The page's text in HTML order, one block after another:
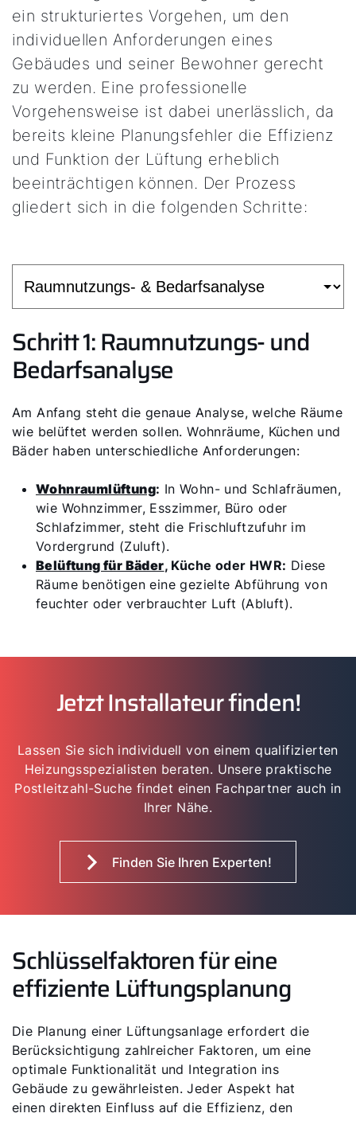
ein strukturiertes Vorgehen, um den
individuellen Anforderungen eines
Gebäudes und seiner Bewohner gerecht
zu werden. Eine professionelle
Vorgehensweise ist dabei unerlässlich, da
bereits kleine Planungsfehler die Effizienz
und Funktion der Lüftung erheblich
beeinträchtigen können. Der Prozess
gliedert sich in die folgenden Schritte:
Schritt 1: Raumnutzungs- und
Bedarfsanalyse
Am Anfang steht die genaue Analyse, welche Räume
wie belüftet werden sollen. Wohnräume, Küchen und
Bäder haben unterschiedliche Anforderungen:
Wohnraumlüftung: In Wohn- und Schlafräumen,
wie Wohnzimmer, Esszimmer, Büro oder
Schlafzimmer, steht die Frischluftzufuhr im
Vordergrund (Zuluft).
Belüftung für Bäder, Küche oder HWR: Diese
Räume benötigen eine gezielte Abführung von
feuchter oder verbrauchter Luft (Abluft).
Jetzt Installateur finden!
Lassen Sie sich individuell von einem qualifizierten
Heizungsspezialisten beraten. Unsere praktische
Postleitzahl-Suche findet einen Fachpartner auch in
Ihrer Nähe.
Finden Sie Ihren Experten!
Schlüsselfaktoren für eine
effiziente Lüftungsplanung
Die Planung einer Lüftungsanlage erfordert die
Berücksichtigung zahlreicher Faktoren, um eine
optimale Funktionalität und Integration ins
Gebäude zu gewährleisten. Jeder Aspekt hat
einen direkten Einfluss auf die Effizienz, den